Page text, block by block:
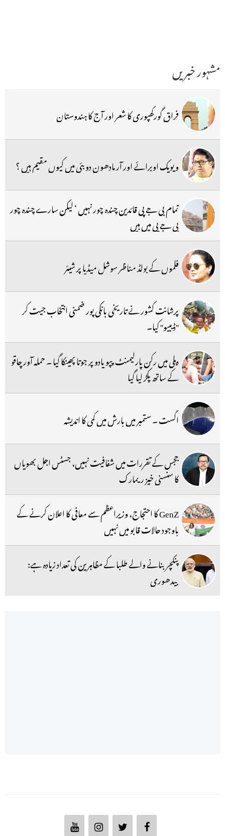
مشہور خبریں
فراق گورکھپوری کا شعر اور آج کا ہندوستان
ویویک اوبرائے اور آر مادھون دوبئی میں کیوں مقیم ہیں ؟
تمام بی جے پی قائدین چندہ چور نہیں ‘ لیکن سارے چندہ چور
بی جے پی میں ہیں
فلموں کے بولڈ مناظر سوشل میڈیا پر شیئر
پرشانت کشور نے تاریخی بانکی پور ضمنی انتخاب جیت کر
''ڈیبیو'' کیا۔
دہلی میں رکن پارلیمنٹ پپو یادو پر جوتا پھینکا گیا ۔ حملہ آور چاقو
کے ساتھ پکڑ لیا گیا
اگست ۔ ستمبر میں بارش میں کمی کا اندیشہ
ججس کے تقررات میں شفافیت نہیں، جسٹس اجل بھویاں
کا سنسنی خیز ریمارک
GenZ کا احتجاج، وزیراعظم سے معافی کا اعلان کرنے کے
باوجود حالات قابو میں نہیں
پنکچر بنانے والے طلبا کے مظاہرین کی تعداد زیادہ ہے:
بیدھوری